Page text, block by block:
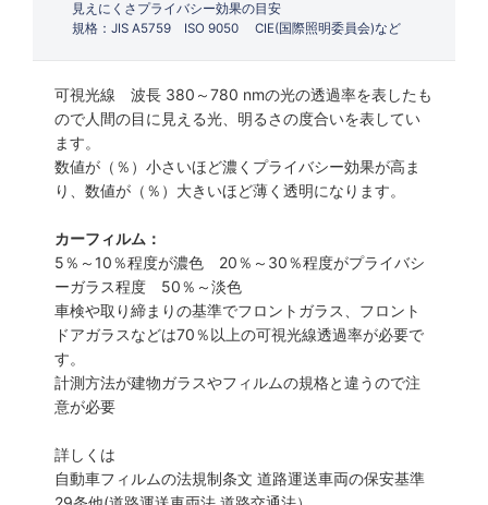
見えにくさプライバシー効果の目安
規格：JIS A5759 ISO 9050 CIE(国際照明委員会)など
可視光線 波長 380～780 nmの光の透過率を表したも
ので人間の目に見える光、明るさの度合いを表してい
ます。
数値が（％）小さいほど濃くプライバシー効果が高ま
り、数値が（％）大きいほど薄く透明になります。
カーフィルム：
5％～10％程度が濃色 20％～30％程度がプライバシ
ーガラス程度 50％～淡色
車検や取り締まりの基準でフロントガラス、フロント
ドアガラスなどは70％以上の可視光線透過率が必要で
す。
計測方法が建物ガラスやフィルムの規格と違うので注
意が必要
詳しくは
自動車フィルムの法規制条文 道路運送車両の保安基準